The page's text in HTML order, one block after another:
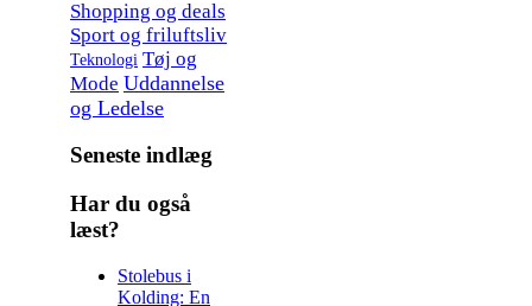
Shopping og deals
Sport og friluftsliv
Teknologi Tøj og
Mode Uddannelse
og Ledelse
Seneste indlæg
Har du også
læst?
Stolebus i
Kolding: En